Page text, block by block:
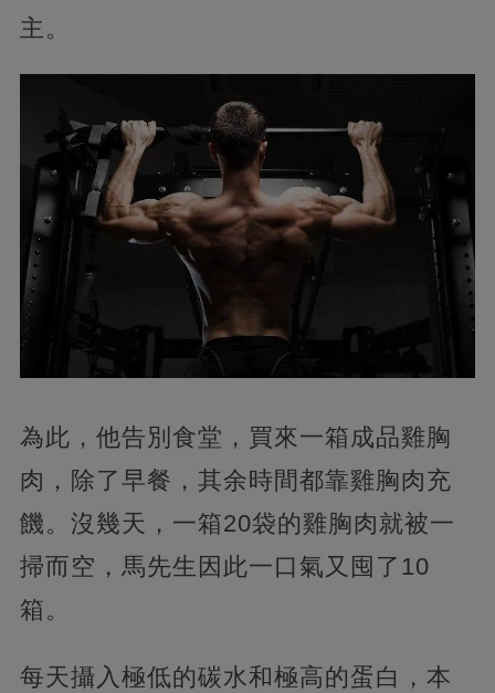
主。
為此，他告別食堂，買來一箱成品雞胸
肉，除了早餐，其余時間都靠雞胸肉充
饑。沒幾天，一箱20袋的雞胸肉就被一
掃而空，馬先生因此一口氣又囤了10
箱。
每天攝入極低的碳水和極高的蛋白，本